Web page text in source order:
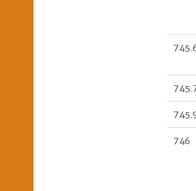
746